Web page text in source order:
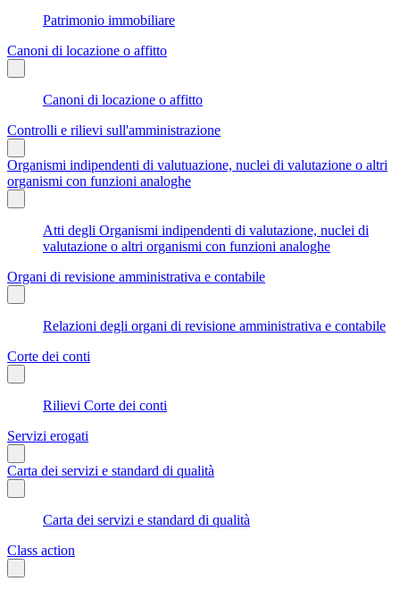
Patrimonio immobiliare
Canoni di locazione o affitto
Canoni di locazione o affitto
Controlli e rilievi sull'amministrazione
Organismi indipendenti di valutuazione, nuclei di valutazione o altri
organismi con funzioni analoghe
Atti degli Organismi indipendenti di valutazione, nuclei di
valutazione o altri organismi con funzioni analoghe
Organi di revisione amministrativa e contabile
Relazioni degli organi di revisione amministrativa e contabile
Corte dei conti
Rilievi Corte dei conti
Servizi erogati
Carta dei servizi e standard di qualità
Carta dei servizi e standard di qualità
Class action